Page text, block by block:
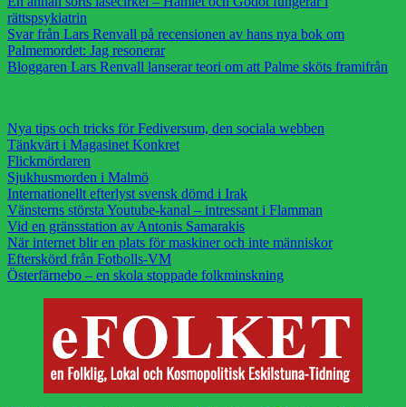
rättspsykiatrin
Svar från Lars Renvall på recensionen av hans nya bok om
Palmemordet: Jag resonerar
Bloggaren Lars Renvall lanserar teori om att Palme sköts framifrån
Nya tips och tricks för Fediversum, den sociala webben
Tänkvärt i Magasinet Konkret
Flickmördaren
Sjukhusmorden i Malmö
Internationellt efterlyst svensk dömd i Irak
Vänsterns största Youtube-kanal – intressant i Flamman
Vid en gränsstation av Antonis Samarakis
När internet blir en plats för maskiner och inte människor
Efterskörd från Fotbolls-VM
Österfärnebo – en skola stoppade folkminskning